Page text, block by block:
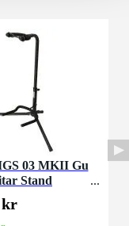
03 MKII Gu
Stand
kr